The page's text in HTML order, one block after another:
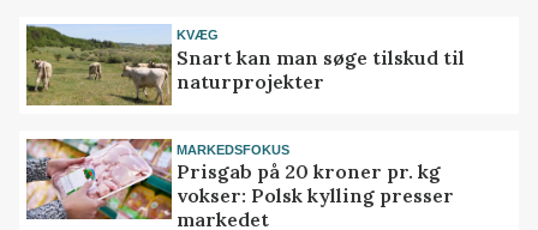
KVÆG
Snart kan man søge tilskud til
naturprojekter
MARKEDSFOKUS
Prisgab på 20 kroner pr. kg
vokser: Polsk kylling presser
markedet